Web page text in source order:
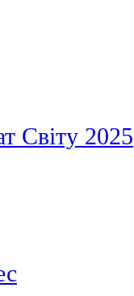
Світу 2025